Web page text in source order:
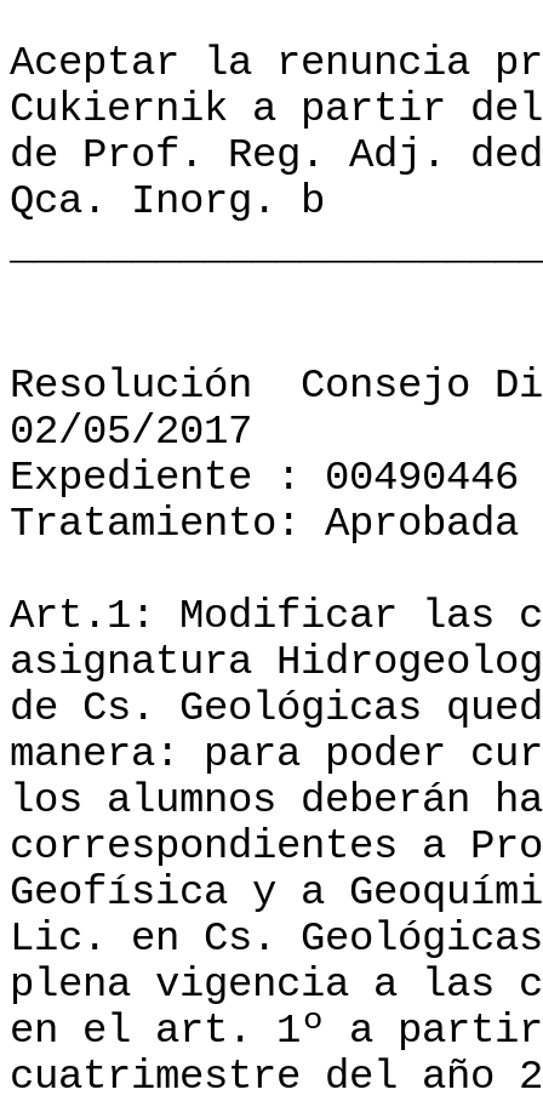
Aceptar la renuncia
Cukiernik a partir
de Prof. Reg. Adj.
Qca. Inorg. b
Resolución
Consejo
02/05/2017
Expediente : 00490446
Tratamiento: Aprobada
Art.1: Modificar las
asignatura
de Cs. Geológicas
manera: para poder
los alumnos deberán
correspondientes a
Geofísica y a
Lic. en Cs.
plena vigencia a las
en el art. 1º a
cuatrimestre del año